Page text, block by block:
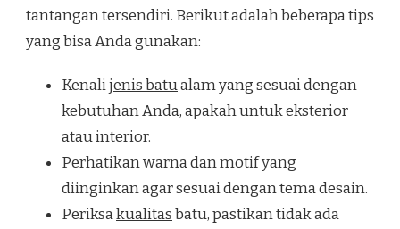
tantangan tersendiri. Berikut adalah beberapa tips
yang bisa Anda gunakan:
Kenalijenis batualam yang sesuai dengan
kebutuhan Anda, apakah untuk eksterior
atau interior.
Perhatikan warna dan motif yang
diinginkan agar sesuai dengan tema desain.
Periksakualitasbatu, pastikan tidak ada